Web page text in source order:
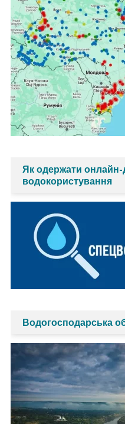
Як одержати онлайн-
водокористування
Водогосподарська